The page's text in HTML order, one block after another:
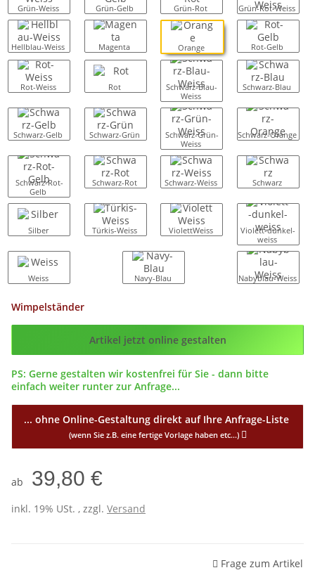
Grün-Weiss Grün-Gelb Grün-Rot Grün-Rot-Weiss
Hellblau-Weiss Magenta Orange Rot-Gelb
Rot-Weiss Rot
Schwarz-Blau-
Weiss
Schwarz-Blau
Schwarz-Gelb Schwarz-Grün
Schwarz-Grün-
Weiss
Schwarz-Orange
Schwarz-Rot-
Gelb
Schwarz-Rot Schwarz-Weiss Schwarz
Silber Türkis-Weiss ViolettWeiss
Violett-dunkel-
weiss
Weiss Navy-Blau Nabyblau-Weiss
Wimpelständer
Config_ID
Artikel jetzt online gestalten
PS: Gerne gestalten wir kostenfrei für Sie - dann bitte
einfach weiter runter zur Anfrage...
... ohne Online-Gestaltung direkt auf Ihre Anfrage-Liste
(wenn Sie z.B. eine fertige Vorlage haben etc...)
ab 39,80 €
inkl. 19% USt. , zzgl. Versand
Frage zum Artikel